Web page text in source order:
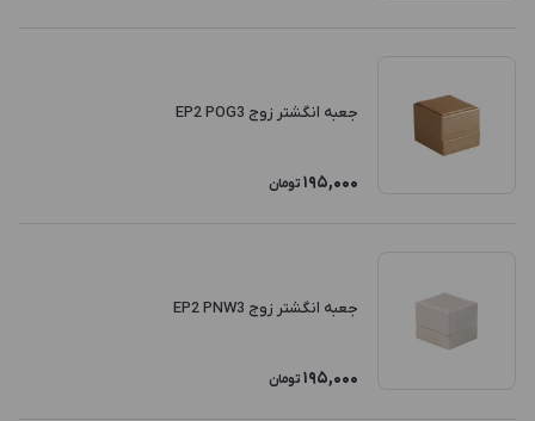
جعبه انگشتر زوج EP2 POG3
195,000 تومان
جعبه انگشتر زوج EP2 PNW3
195,000 تومان